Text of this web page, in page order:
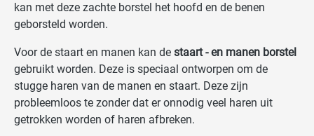
kan met deze zachte borstel het hoofd en de benen
geborsteld worden.
Voor de staart en manen kan de staart - en manen borstel
gebruikt worden. Deze is speciaal ontworpen om de
stugge haren van de manen en staart. Deze zijn
probleemloos te zonder dat er onnodig veel haren uit
getrokken worden of haren afbreken.